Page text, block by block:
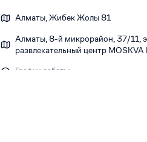
Алматы, Жибек Жолы 81
Алматы, 8-й микрорайон, 37/1​1,
развлекательный центр
График работы: